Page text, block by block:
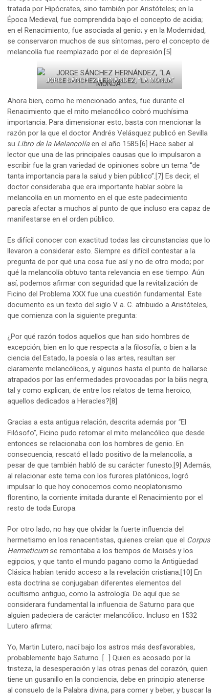
tratada por Hipócrates, sino también por Aristóteles; en la
Época Medieval, fue comprendida bajo el concepto de acidia;
en el Renacimiento, fue asociada al genio; y en la Modernidad,
se conservaron muchos de sus síntomas, pero el concepto de
melancolía fue reemplazado por el de depresión.[5]
JORGE SÁNCHEZ HERNÁNDEZ, “LA MONJA”
Ahora bien, como he mencionado antes, fue durante el
Renacimiento que el mito melancólico cobró muchísima
importancia. Para dimensionar esto, basta con mencionar la
razón por la que el doctor Andrés Velásquez publicó en Sevilla
su Libro de la Melancolíaen el año 1585.[6] Hace saber al
lector que una de las principales causas que lo impulsaron a
escribir fue la gran variedad de opiniones sobre un tema “de
tanta importancia para la salud y bien público”.[7] Es decir, el
doctor consideraba que era importante hablar sobre la
melancolía en un momento en el que este padecimiento
parecía afectar a muchos al punto de que incluso era capaz de
manifestarse en el orden público.
Es difícil conocer con exactitud todas las circunstancias que lo
llevaron a considerar esto. Siempre es difícil contestar a la
pregunta de por qué una cosa fue así y no de otro modo; por
qué la melancolía obtuvo tanta relevancia en ese tiempo. Aún
así, podemos afirmar con seguridad que la revitalización de
Ficino del Problema XXX fue una cuestión fundamental. Este
documento es un texto del siglo V a. C. atribuido a Aristóteles,
que comienza con la siguiente pregunta:
¿Por qué razón todos aquellos que han sido hombres de
excepción, bien en lo que respecta a la filosofía, o bien a la
ciencia del Estado, la poesía o las artes, resultan ser
claramente melancólicos, y algunos hasta el punto de hallarse
atrapados por las enfermedades provocadas por la bilis negra,
tal y como explican, de entre los relatos de tema heroico,
aquellos dedicados a Heracles?[8]
Gracias a esta antigua relación, descrita además por “El
Filósofo”, Ficino pudo retomar el mito melancólico que desde
entonces se relacionaba con los hombres de genio. En
consecuencia, rescató el lado positivo de la melancolía, a
pesar de que también habló de su carácter funesto.[9] Además,
al relacionar este tema con los furores platónicos, logró
impulsar lo que hoy conocemos como neoplatonismo
florentino, la corriente imitada durante el Renacimiento por el
resto de toda Europa.
Por otro lado, no hay que olvidar la fuerte influencia del
hermetismo en los renacentistas, quienes creían que el Corpus
Hermeticumse remontaba a los tiempos de Moisés y los
egipcios, y que tanto el mundo pagano como la Antigüedad
Clásica habían tenido acceso a la revelación cristiana.[10] En
esta doctrina se conjugaban diferentes elementos del
ocultismo antiguo, como la astrología. De aquí que se
considerara fundamental la influencia de Saturno para que
alguien padeciera de carácter melancólico. Incluso en 1532
Lutero afirma:
Yo, Martin Lutero, nací bajo los astros más desfavorables,
probablemente bajo Saturno. […] Quien es acosado por la
tristeza, la desesperación y las otras penas del corazón, quien
tiene un gusanillo en la conciencia, debe en principio atenerse
al consuelo de la Palabra divina, para comer y beber, y buscar la